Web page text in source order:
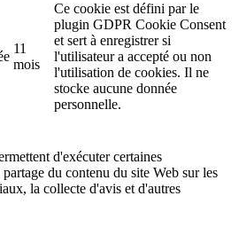
11
mois
Ce cookie est défini par le
plugin GDPR Cookie Consent
et sert à enregistrer si
l'utilisateur a accepté ou non
l'utilisation de cookies. Il ne
stocke aucune donnée
personnelle.
d'exécuter certaines
du contenu du site Web sur les
la collecte d'avis et d'autres